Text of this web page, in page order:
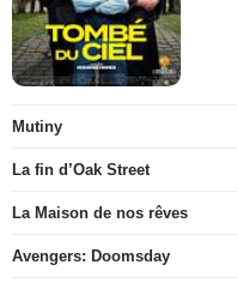
Mutiny
La fin d’Oak Street
La Maison de nos rêves
Avengers: Doomsday